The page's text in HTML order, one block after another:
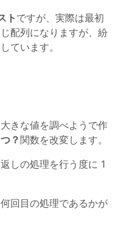
ト ですが、実際は最初
配列になりますが、紛
ています。
きな値を調べようで作
？関数を改変します。
しの処理を行う度に 1
回目の処理であるかが